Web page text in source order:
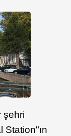
şehri
Station"ın